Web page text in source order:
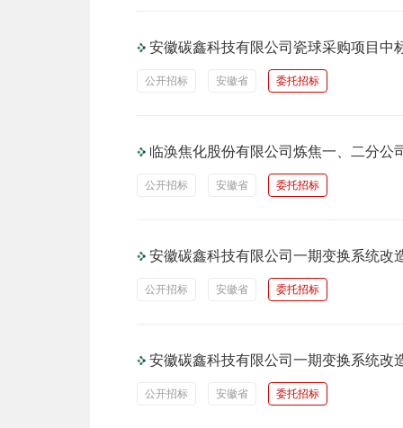
安徽碳鑫科技有限公司瓷球采购项目中
公开招标 安徽省 委托招标
临涣焦化股份有限公司炼焦一、二分公
公开招标 安徽省 委托招标
安徽碳鑫科技有限公司一期变换系统改
公开招标 安徽省 委托招标
安徽碳鑫科技有限公司一期变换系统改
公开招标 安徽省 委托招标